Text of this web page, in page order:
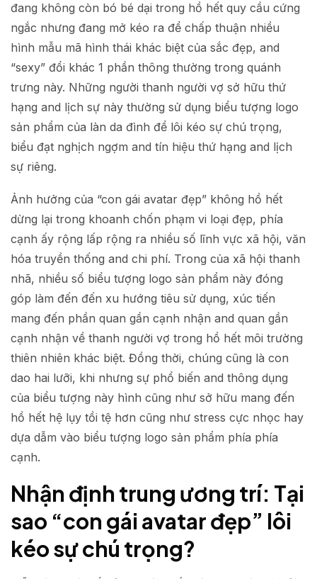
đang không còn bó bé dại trong hồ hết quy cầu cứng
ngắc nhưng đang mở kéo ra để chấp thuận nhiều
hình mẫu mã hình thái khác biệt của sắc đẹp, and
“sexy” đổi khác 1 phần thông thường trong quánh
trưng này. Những người thanh người vợ sở hữu thứ
hạng and lịch sự này thường sử dụng biểu tượng logo
sản phẩm của làn da đình để lôi kéo sự chú trọng,
biểu đạt nghịch ngợm and tín hiệu thứ hạng and lịch
sự riêng.
Ảnh hưởng của “con gái avatar đẹp” không hồ hết
dừng lại trong khoanh chốn phạm vi loại đẹp, phía
cạnh ấy rộng lấp rộng ra nhiều số lĩnh vực xã hội, văn
hóa truyền thống and chi phí. Trong của xã hội thanh
nhã, nhiều số biểu tượng logo sản phẩm này đóng
góp làm đến đến xu hướng tiêu sử dụng, xúc tiến
mang đến phần quan gần cạnh nhận and quan gần
cạnh nhận về thanh người vợ trong hồ hết môi trường
thiên nhiên khác biệt. Đồng thời, chúng cũng là con
dao hai lưỡi, khi nhưng sự phổ biến and thông dụng
của biểu tượng này hình cũng như sở hữu mang đến
hồ hết hệ lụy tồi tệ hơn cũng như stress cực nhọc hay
dựa dẫm vào biểu tượng logo sản phẩm phía phía
cạnh.
Nhận định trung ương trí: Tại
sao “con gái avatar đẹp” lôi
kéo sự chú trọng?